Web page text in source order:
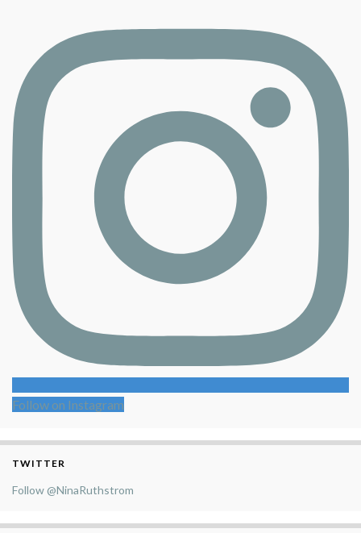
Follow on Instagram
TWITTER
Follow @NinaRuthstrom